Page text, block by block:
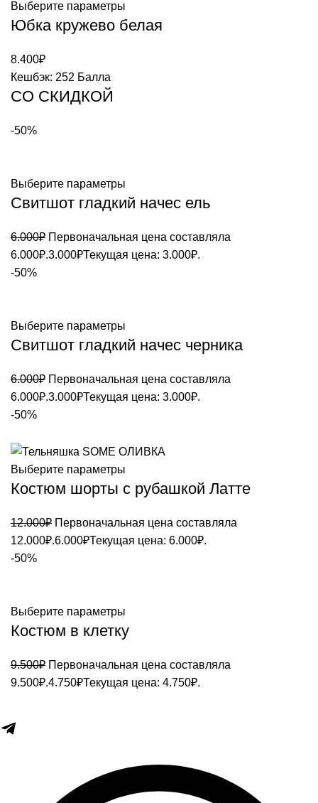
Выберите параметры
Юбка кружево белая
8.400₽
Кешбэк: 252 Балла
СО СКИДКОЙ
-50%
Выберите параметры
Свитшот гладкий начес ель
6.000₽ Первоначальная цена составляла
6.000₽.3.000₽Текущая цена: 3.000₽.
-50%
Выберите параметры
Свитшот гладкий начес черника
6.000₽ Первоначальная цена составляла
6.000₽.3.000₽Текущая цена: 3.000₽.
-50%
Выберите параметры
Костюм шорты с рубашкой Латте
12.000₽ Первоначальная цена составляла
12.000₽.6.000₽Текущая цена: 6.000₽.
-50%
Выберите параметры
Костюм в клетку
9.500₽ Первоначальная цена составляла
9.500₽.4.750₽Текущая цена: 4.750₽.